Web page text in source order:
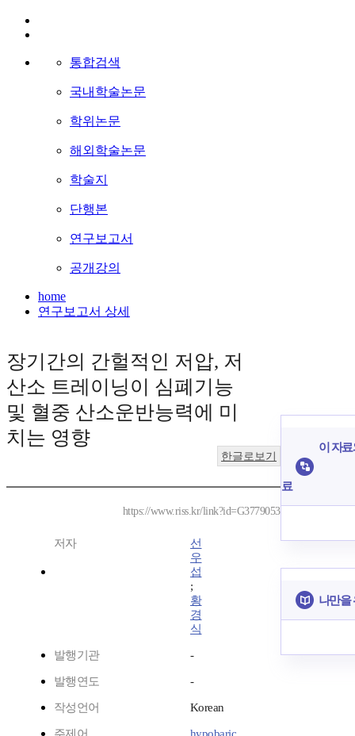
통합검색
국내학술논문
학위논문
해외학술논문
학술지
단행본
연구보고서
공개강의
home
연구보고서 상세
장기간의 간헐적인 저압, 저
산소 트레이닝이 심폐기능
및 혈중 산소운반능력에 미
치는 영향
한글로보기
https://www.riss.kr/link?id=G3779053
저자
선
우
섭
;
황
경
식
발행기관 -
발행연도 -
작성언어 Korean
이 자
료
나만을